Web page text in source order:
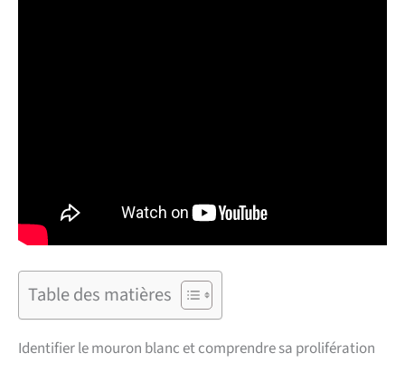
Table des matières
Identifier le mouron blanc et comprendre sa prolifération